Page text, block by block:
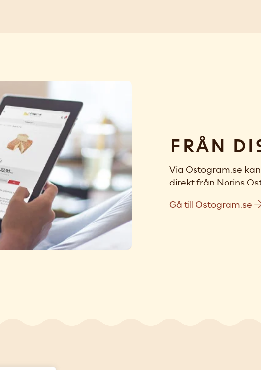
Från
Via Ostogram.se
direkt från Norins
Gå till Ostogram.se